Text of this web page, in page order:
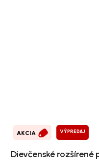
AKCIA VÝPREDAJ
Dievčenské rozšírené